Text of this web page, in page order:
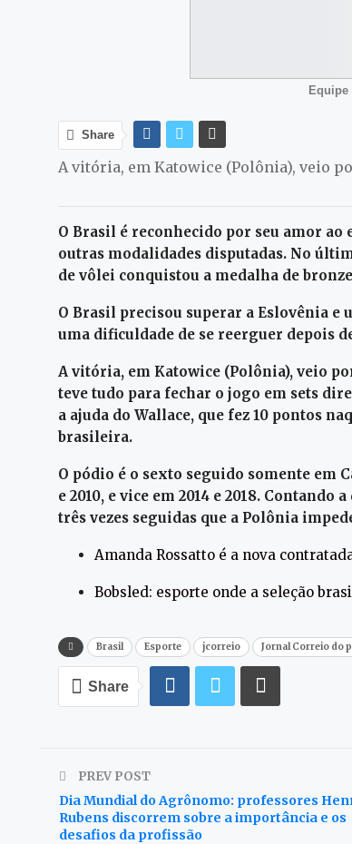
Share
A vitória, em Katowice (Polônia), veio
O Brasil é reconhecido por seu amor ao
outras modalidades disputadas. No
de vôlei conquistou a medalha de bronze
O Brasil precisou superar a Eslovênia e
uma dificuldade de se reerguer depois
A vitória, em Katowice (Polônia), veio por
teve tudo para fechar o jogo em sets
a ajuda do Wallace, que fez 10 pontos
brasileira.
O pódio é o sexto seguido somente em
e 2010, e vice em 2014 e 2018.
três vezes seguidas que a Polônia
Amanda Rossatto é a nova
Bobsled: esporte onde a seleção
Brasil Esporte jcorreio Jornal Correio do
Share
PREV POST
Dia Mundial do Agrônomo: professores
Rubens discorrem sobre a importância e os
desafios da profissão